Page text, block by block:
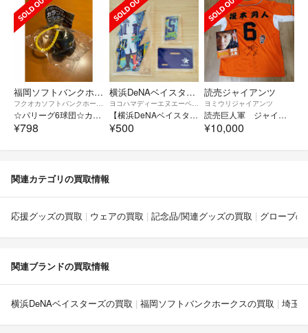
福岡ソフトバンクホークス
フクオカソフトバンクホークス
☆パリーグ6球団☆カラフルマルチチャーム☆ソフトバンクホークス☆
¥798
横浜DeNAベイスターズ
ヨコハマディーエヌエーベイスターズ
【横浜DeNAベイスターズ 】#5 松尾汐恩選手／アクリルスタンド
¥500
読売ジャイアンツ
ヨミウリジャイアンツ
読売巨人軍 ジャイアンツ 坂本勇人選手 サイン入り ユニフォーム ファンブック
¥10,000
関連カテゴリの買取情報
応援グッズの買取 ウェアの買取 記念品/関連グッズの買取 グローブの
関連ブランドの買取情報
横浜DeNAベイスターズの買取 福岡ソフトバンクホークスの買取 埼玉